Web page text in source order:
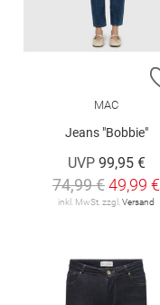
MAC
Jeans "Bobbie"
UVP 99,95 €
74,99 €49,99 €
inkl. MwSt. zzgl. Versand